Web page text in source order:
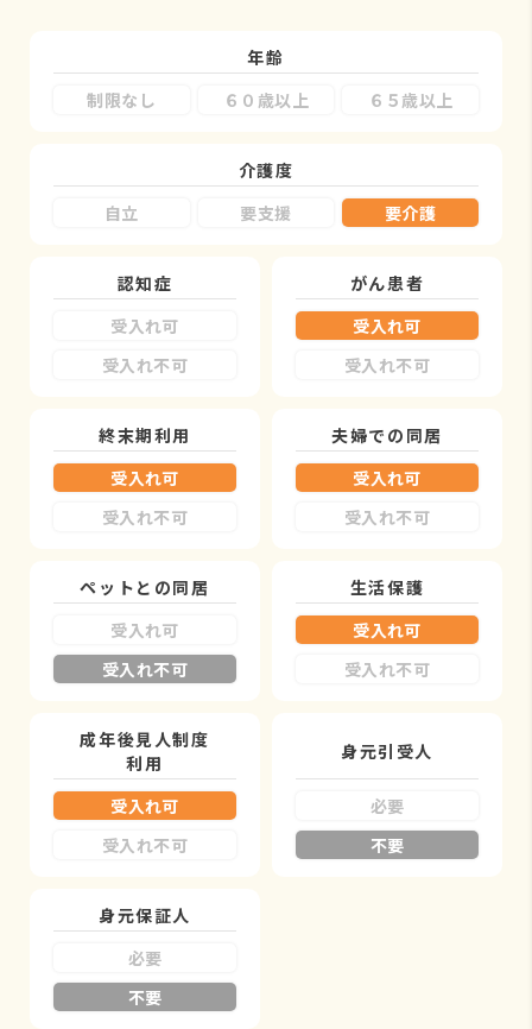
年齢
制限なし
６０歳以上 ６５歳以上
介護度
自立
要支援 要介護
認知症
受入れ可
受入れ不可
がん患者
受入れ可
受入れ不可
終末期利用
受入れ可
受入れ不可
夫婦での同居
受入れ可
受入れ不可
ペットとの同居
受入れ可
受入れ不可
生活保護
受入れ可
受入れ不可
成年後見人制度
利用
受入れ可
受入れ不可
身元引受人
必要
不要
身元保証人
必要
不要